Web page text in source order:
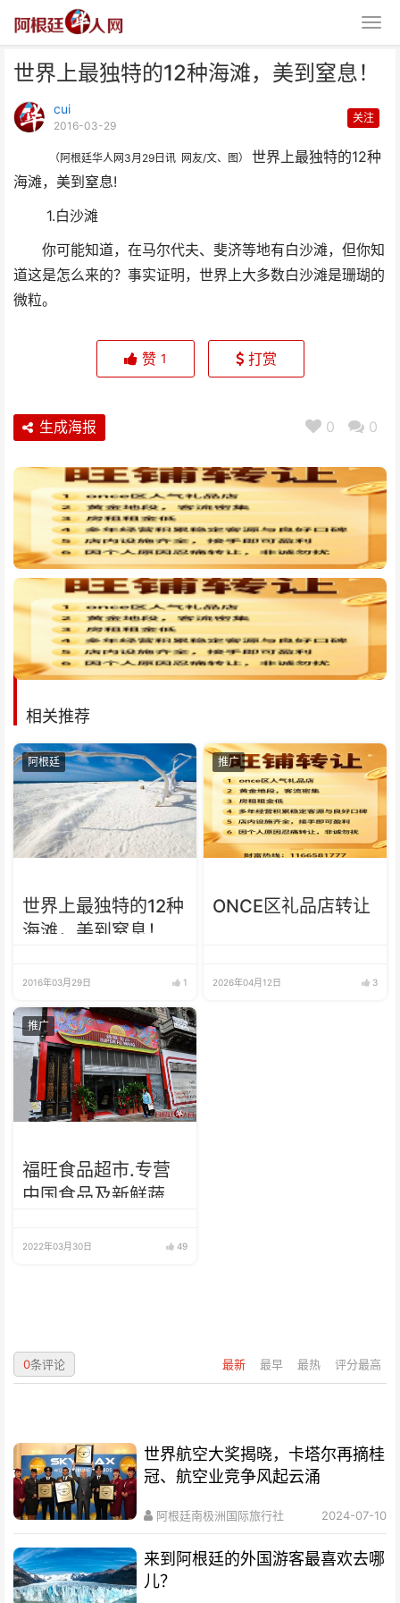
世界上最独特的12种海滩，美到窒息！
cui
2016-03-29
关注
（阿根廷华人网3月29日讯 网友/文、图） 世界上最独特的12种
海滩，美到窒息!
1.白沙滩
你可能知道，在马尔代夫、斐济等地有白沙滩，但你知
道这是怎么来的？事实证明，世界上大多数白沙滩是珊瑚的
微粒。
世界上最独特的12种海滩，美到
赞 1 打赏
0 0
生成海报
相关推荐
阿根廷
世界上最独特的12种
海滩，美到窒息！
2016年03月29日 1
推广
ONCE区礼品店转让
2026年04月12日 3
推广
福旺食品超市.专营
中国食品及新鲜蔬
2022年03月30日 49
最新 最早 最热 评分最高
0条评论
世界航空大奖揭晓，卡塔尔再摘桂
冠、航空业竞争风起云涌
阿根廷南极洲国际旅行社 2024-07-10
来到阿根廷的外国游客最喜欢去哪
儿？